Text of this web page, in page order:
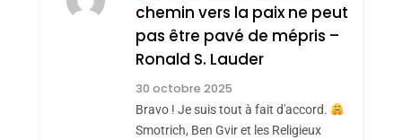
POURQUOI JE
REVENDIQUE MA
JUDAÏTE Par Thérèse
Zrihen-Dvir
ISRAÉL JUDAISME
CE QUI NOUS
MANQUE – Jacques
Hadida
JUDAISME
chemin vers la paix ne peut
pas être pavé de mépris –
Ronald S. Lauder
30 octobre 2025
Bravo ! Je suis tout à fait d'accord.
Smotrich, Ben Gvir et les Religieux